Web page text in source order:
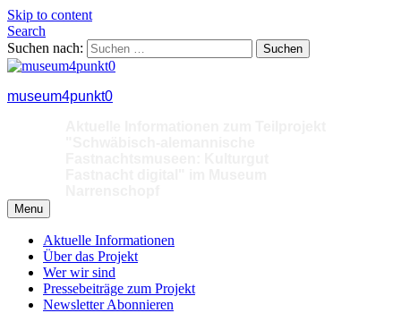
Skip to content
Search
Suchen nach:
museum4punkt0
Menu
Aktuelle Informationen
Über das Projekt
Wer wir sind
Pressebeiträge zum Projekt
Newsletter Abonnieren